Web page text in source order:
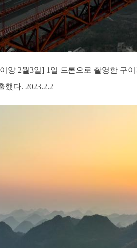
양 2월3일] 1일 드론으로 촬영한 구
했다. 2023.2.2